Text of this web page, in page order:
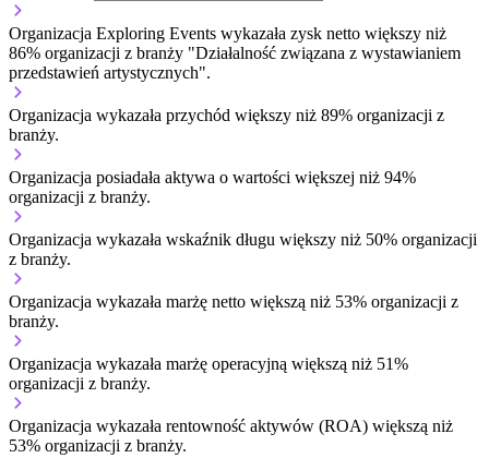
Organizacja Exploring Events wykazała zysk netto większy niż
86% organizacji z branży "Działalność związana z wystawianiem
przedstawień artystycznych".
Organizacja wykazała przychód większy niż 89% organizacji z
branży.
Organizacja posiadała aktywa o wartości większej niż 94%
organizacji z branży.
Organizacja wykazała wskaźnik długu większy niż 50% organizacji
z branży.
Organizacja wykazała marżę netto większą niż 53% organizacji z
branży.
Organizacja wykazała marżę operacyjną większą niż 51%
organizacji z branży.
Organizacja wykazała rentowność aktywów (ROA) większą niż
53% organizacji z branży.